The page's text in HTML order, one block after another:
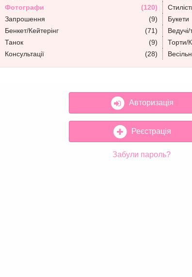
Фотографи
(120)
Запрошення
(9) Букети
Бенкет/Кейтерінг
(71)
Танок
(9) Торти/
Консультації
(28)
Авторизація
Реєстрація
Забули пароль?